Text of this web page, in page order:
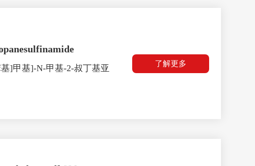
]甲基]-N-甲基-2-叔丁基亚
了解更多